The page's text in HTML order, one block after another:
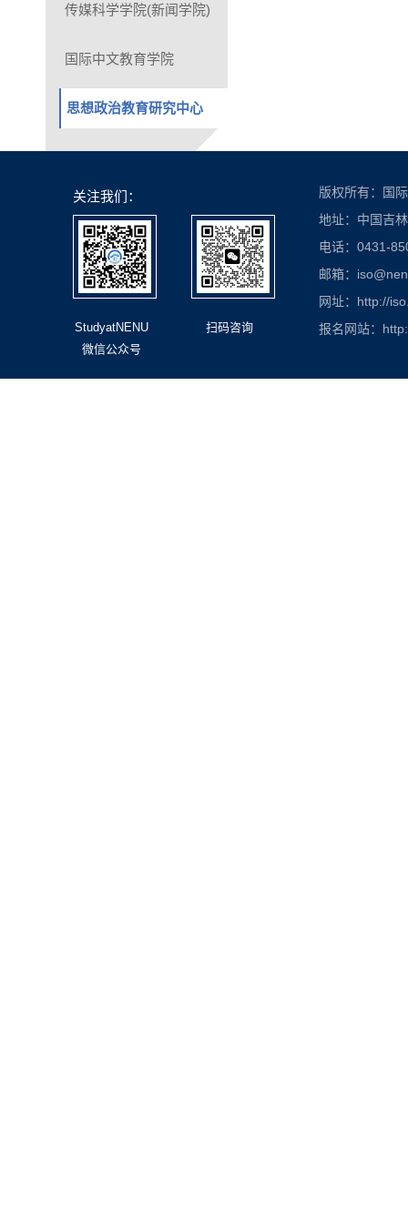
传媒科学学院(新闻学院)
国际中文教育学院
思想政治教育研究中心
关注我们：
StudyatNENU
微信公众号
扫码咨询
版权所有：国
地址：中国吉
电话：0431-
邮箱：
网址：http://
报名网站：